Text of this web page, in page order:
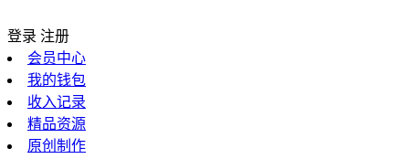
登录 注册
会员中心
我的钱包
收入记录
精品资源
原创制作